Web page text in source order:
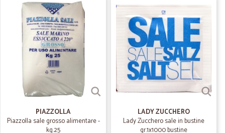
12/09/2023
17/02/2023
PIAZZOLLA
Piazzolla sale grosso alimentare -
kg.25
LADY ZUCCHERO
Lady Zucchero sale in bustine
gr.1x1000 bustine